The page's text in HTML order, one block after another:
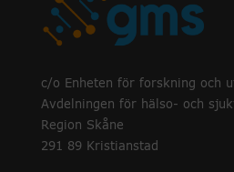
c/o Enheten för forskning och
Avdelningen för hälso- och
Region Skåne
291 89 Kristianstad